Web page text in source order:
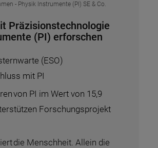
- Physik Instrumente (PI) SE & Co.
Präzisionstechnologie
(PI) erforschen
(ESO)
mit PI
von PI im Wert von 15,9
Forschungsprojekt
die Menschheit. Allein die